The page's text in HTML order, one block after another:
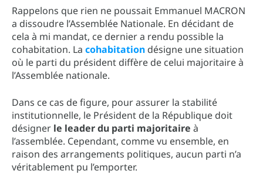
Rappelons que rien ne poussait Emmanuel MACRON
a dissoudre l’Assemblée Nationale. En décidant de
cela à mi mandat, ce dernier a rendu possible la
cohabitation. La cohabitation désigne une situation
où le parti du président diffère de celui majoritaire à
l’Assemblée nationale.
Dans ce cas de figure, pour assurer la stabilité
institutionnelle, le Président de la République doit
désigner le leader du parti majoritaire à
l’assemblée. Cependant, comme vu ensemble, en
raison des arrangements politiques, aucun parti n’a
véritablement pu l’emporter.